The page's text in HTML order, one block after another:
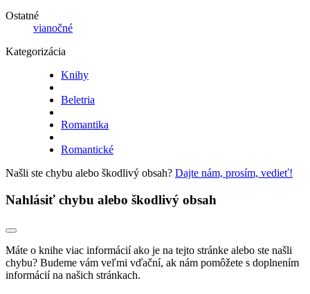
Ostatné
vianočné
Kategorizácia
Knihy
Beletria
Romantika
Romantické
Našli ste chybu alebo škodlivý obsah? Dajte nám, prosím, vedieť!
Nahlásiť chybu alebo škodlivý obsah
Máte o knihe viac informácií ako je na tejto stránke alebo ste našli
chybu? Budeme vám veľmi vďační, ak nám pomôžete s doplnením
informácií na našich stránkach.